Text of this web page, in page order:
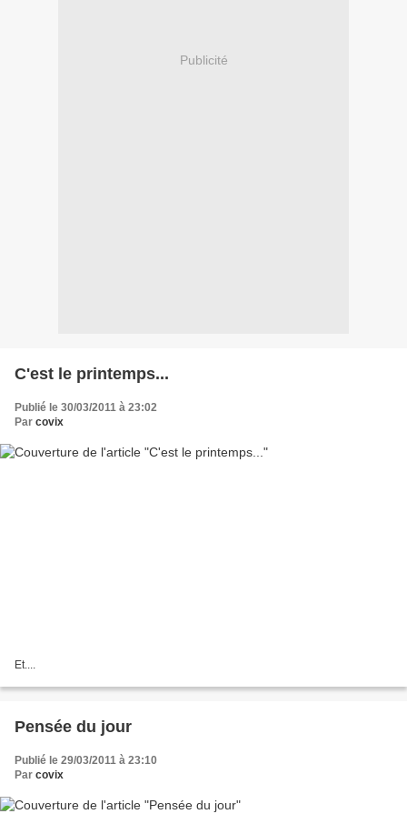
Publicité
C'est le printemps...
Publié le 30/03/2011 à 23:02
Par covix
Et....
Pensée du jour
Publié le 29/03/2011 à 23:10
Par covix